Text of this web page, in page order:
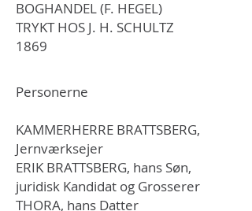
BOGHANDEL (F. HEGEL)
TRYKT HOS J. H. SCHULTZ
1869
​Personerne
KAMMERHERRE BRATTSBERG,
Jernværksejer
ERIK BRATTSBERG, hans Søn,
juridisk Kandidat og Grosserer
THORA, hans Datter